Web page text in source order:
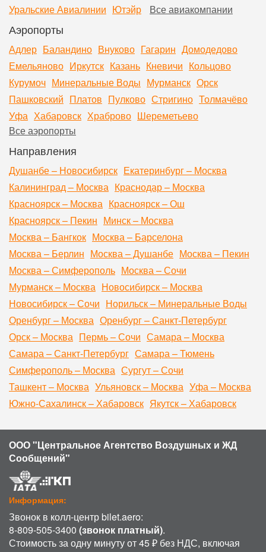
Уральские Авиалинии Ютэйр Все авиакомпании
Аэропорты
Адлер Баландино Внуково Гагарин Домодедово
Емельяново Иркутск Казань Кневичи Кольцово
Курумоч Минеральные Воды Мурманск Орск
Пашковский Платов Пулково Стригино Толмачёво
Уфа Хабаровск Храброво Шереметьево
Все аэропорты
Направления
Душанбе – Новосибирск Екатеринбург – Москва
Калининград – Москва Краснодар – Москва
Красноярск – Москва Красноярск – Ош
Красноярск – Пекин Минск – Москва
Москва – Бангкок Москва – Барселона
Москва – Берлин Москва – Душанбе Москва – Пекин
Москва – Симферополь Москва – Сочи
Мурманск – Москва Новосибирск – Москва
Новосибирск – Сочи Норильск – Минеральные Воды
Оренбург – Москва Оренбург – Санкт-Петербург
Орск – Москва Пермь – Сочи Самара – Москва
Самара – Санкт-Петербург Самара – Тюмень
Симферополь – Москва Сургут – Сочи
Ташкент – Москва Ульяновск – Москва Уфа – Москва
Южно-Сахалинск – Хабаровск Якутск – Хабаровск
ООО "Центральное Агентство Воздушных и ЖД
Сообщений"
Информация:
Звонок в колл-центр bilet.aero:
8-809-505-3400 (звонок платный).
Стоимость за одну минуту от 45 ₽ без НДС, включая